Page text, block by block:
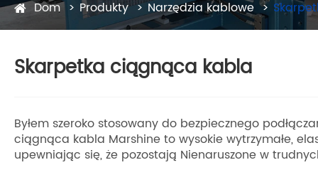
Dom Produkty Narzędzia kablowe
Skarpetka ciągnąca kabla
Byłem szeroko stosowany do bezpiecznego
ciągnąca kabla Marshine to wysokie wytrzymałe,
upewniając się, że pozostają Nienaruszone w